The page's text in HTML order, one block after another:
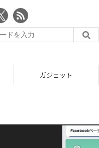
ガジェット